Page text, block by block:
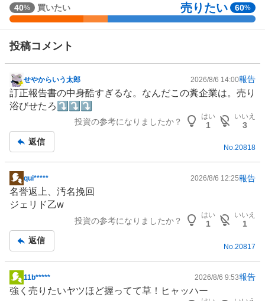
強
く
い
い
3
0
%
い
た
い
1
0
、
様
子
0
%
40% 買いたい 売りたい 60%
投稿コメント
掲
示
板
せやからいう太郎 2026/8/6 14:00報告
訂正報告書の中身酷すぎるな。なんだこの糞企業は。売り
浴びせたろ⤵️⤵️⤵️
投資の参考になりましたか？
はい
1
いいえ
3
返信
No.20818
掲
示
板
qui***** 2026/8/6 12:25報告
名誉返上、汚名挽回
ジェリド乙w
投資の参考になりましたか？
はい
1
いいえ
1
返信
No. 20817
掲
示
11b***** 2026/8/6 9:53報告
強く売りたいヤツほど握ってて草！ヒャッハー